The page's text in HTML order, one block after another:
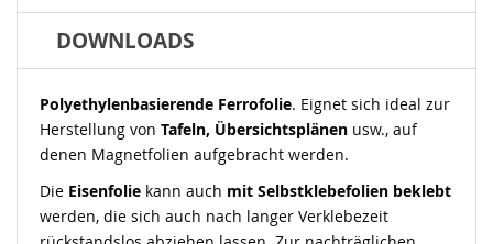
DOWNLOADS
Polyethylenbasierende Ferrofolie. Eignet sich ideal zur
Herstellung von Tafeln, Übersichtsplänen usw., auf
denen Magnetfolien aufgebracht werden.
Die Eisenfolie kann auch mit Selbstklebefolien beklebt
werden, die sich auch nach langer Verklebezeit